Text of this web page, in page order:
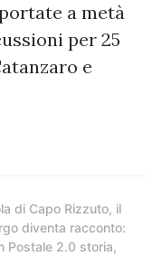
a metà
per 25
e
di Capo Rizzuto, il
diventa racconto:
Postale 2.0 storia,